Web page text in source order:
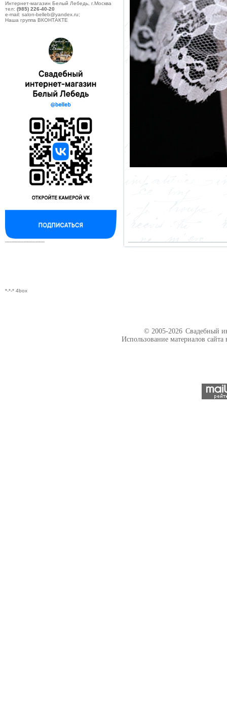
Интернет-магазин Белый Лебедь, г.Москва
тел: (985) 226-40-20
e-mail: salon-belleb@yandex.ru;
Наша группа ВКОНТАКТЕ
--------------------------
*-*-* 4box
© 2005-2026 Свадебный
Использование материалов